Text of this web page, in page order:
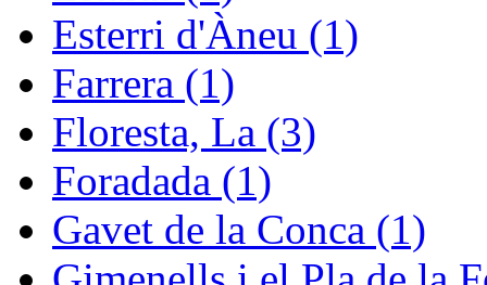
Esterri d'Àneu (1)
Farrera (1)
Floresta, La (3)
Foradada (1)
Gavet de la Conca (1)